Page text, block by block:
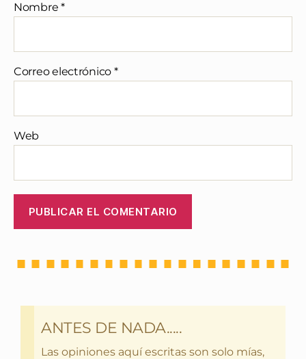
Nombre*
Correo electrónico *
Web
ANTES DE NADA.....
Las opiniones aquí escritas son solo mías,